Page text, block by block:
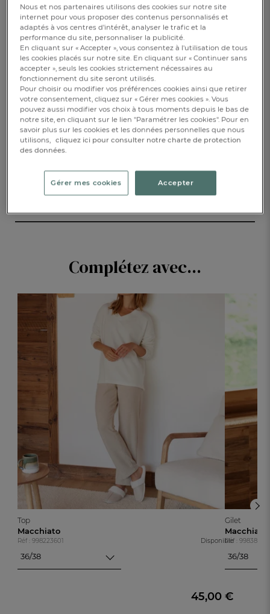
Disponible sous6 semaines
55,00 €
1 AJOUTER AU PANIER
RÉSERVER EN BOUTIQUE
DESCRIPTION
Complétez avec...
Top
Macchiato
Réf : 998223601 Disponible
36/38
45,00 €
Gilet
Macchiato
Réf :
36/38
Nous et nos partenaires utilisons des cookies sur notre site
internet pour vous proposer des contenus personnalisés et
adaptés à vos centres d’intérêt, analyser le trafic et la
performance du site, personnaliser la publicité.
En cliquant sur « Accepter », vous consentez à l'utilisation de tous
les cookies placés sur notre site. En cliquant sur « Continuer sans
accepter », seuls les cookies strictement nécessaires au
fonctionnement du site seront utilisés.
Pour choisir ou modifier vos préférences cookies ainsi que retirer
votre consentement, cliquez sur « Gérer mes cookies ». Vous
pouvez aussi modifier vos choix à tous moments depuis le bas de
notre site, en cliquant sur le lien "Paramétrer les cookies". Pour en
savoir plus sur les cookies et les données personnelles que nous
utilisons, cliquez ici pour consulter notre charte de protection
des données.
Gérer mes cookies Accepter